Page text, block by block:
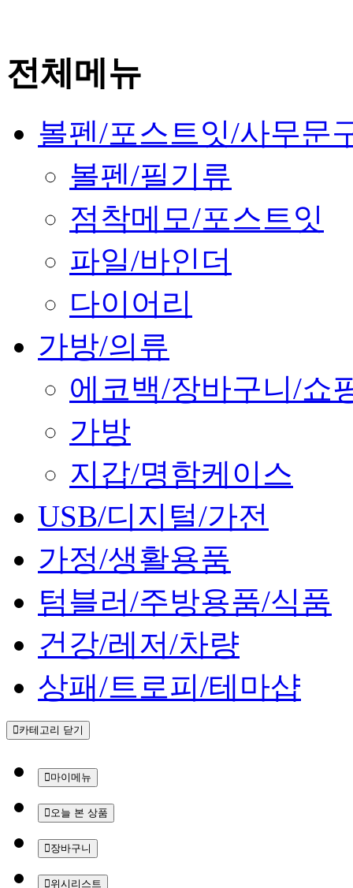
전체메뉴
볼펜/포스트잇/사무문
볼펜/필기류
점착메모/포스트잇
파일/바인더
다이어리
가방/의류
에코백/장바구니/쇼
가방
지갑/명함케이스
USB/디지털/가전
가정/생활용품
텀블러/주방용품/식품
건강/레저/차량
상패/트로피/테마샵
카테고리 닫기
마이메뉴
오늘 본 상품
장바구니
위시리스트